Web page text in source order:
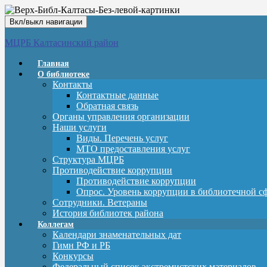
Вкл/выкл навигации
МЦРБ Калтасинский район
Главная
О библиотеке
Контакты
Контактные данные
Обратная связь
Органы управления организации
Наши услуги
Виды. Перечень услуг
МТО предоставления услуг
Структура МЦРБ
Противодействие коррупции
Противодействие коррупции
Опрос. Уровень коррупции в библиотечной
Сотрудники. Ветераны
История библиотек района
Коллегам
Календари знаменательных дат
Гимн РФ и РБ
Конкурсы